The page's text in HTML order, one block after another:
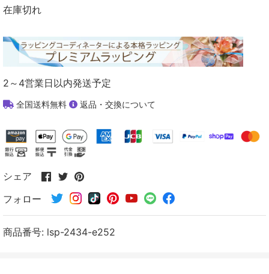
在庫切れ
2～4営業日以内発送予定
全国送料無料 返品・交換について
シェア
Facebook
シ
ェ
す
Twitter
シ
ェ
ア
Pinterest
シ
ェ
ア
フォロー
商品番号: lsp-2434-e252